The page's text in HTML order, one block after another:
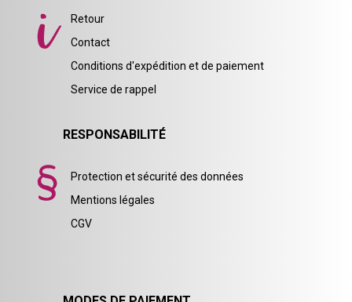
Retour
Contact
Conditions d'expédition et de paiement
Service de rappel
RESPONSABILITÉ
Protection et sécurité des données
Mentions légales
CGV